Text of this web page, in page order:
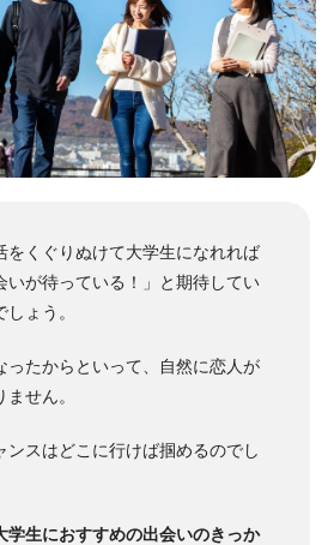
をくぐりぬけて大学生になれれば
いが待っている！」と期待してい
ょう。
ったからといって、自然に恋人が
せん。
ンスはどこに行けば掴めるのでし
学生におすすめの出会いのきっか